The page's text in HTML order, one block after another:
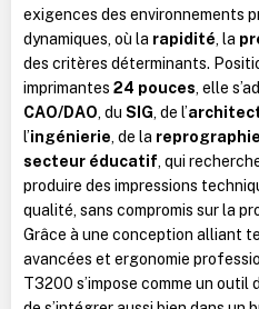
exigences des environnements
dynamiques, où la rapidité, la
des critères déterminants.
imprimantes 24 pouces, elle
CAO/DAO, du SIG, de l’
l’ingénierie, de la reprographie
secteur éducatif, qui
produire des impressions
qualité, sans compromis sur la
Grâce à une conception alliant
avancées et ergonomie
T3200 s’impose comme un